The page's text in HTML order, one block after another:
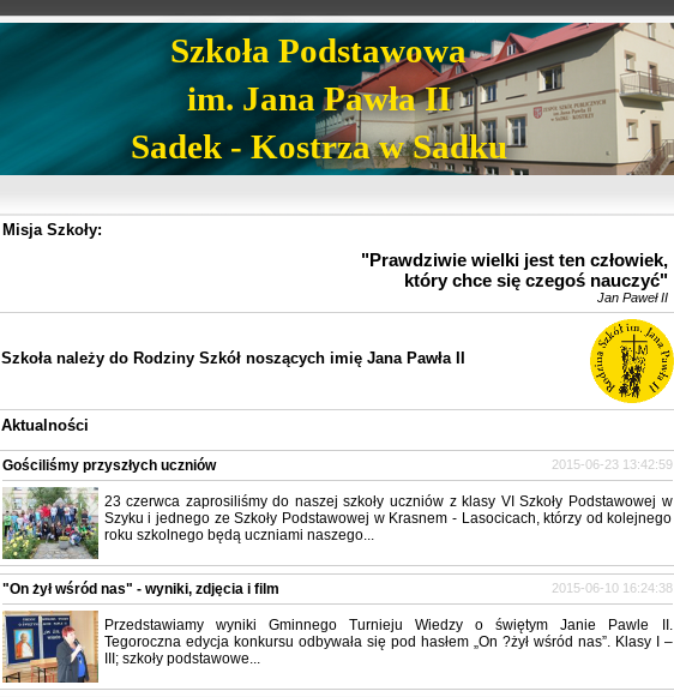
Szkoła Podstawowa
im. Jana Pawła II
Sadek - Kostrza w Sadku
Misja Szkoły:
"Prawdziwie wielki jest ten człowiek,
który chce się czegoś nauczyć"
Jan Paweł II
Szkoła należy do Rodziny Szkół noszących imię Jana Pawła II
Aktualności
Gościliśmy przyszłych uczniów 2015-06-23 13:42:59
23 czerwca zaprosiliśmy do naszej szkoły uczniów z klasy VI Szkoły Podstawowej w
Szyku i jednego ze Szkoły Podstawowej w Krasnem - Lasocicach, którzy od kolejnego
roku szkolnego będą uczniami naszego...
"On żył wśród nas" - wyniki, zdjęcia i film 2015-06-10 16:24:38
Przedstawiamy wyniki Gminnego Turnieju Wiedzy o świętym Janie Pawle II.
Tegoroczna edycja konkursu odbywała się pod hasłem „On ?żył wśród nas”. Klasy I –
III; szkoły podstawowe...